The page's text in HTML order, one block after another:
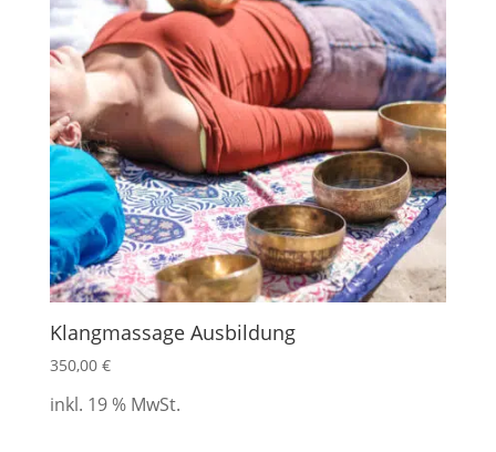
Klangmassage Ausbildung
350,00 €
inkl. 19 % MwSt.